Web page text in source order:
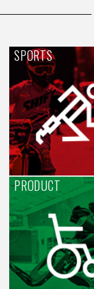
SPORTS
PRODUCT